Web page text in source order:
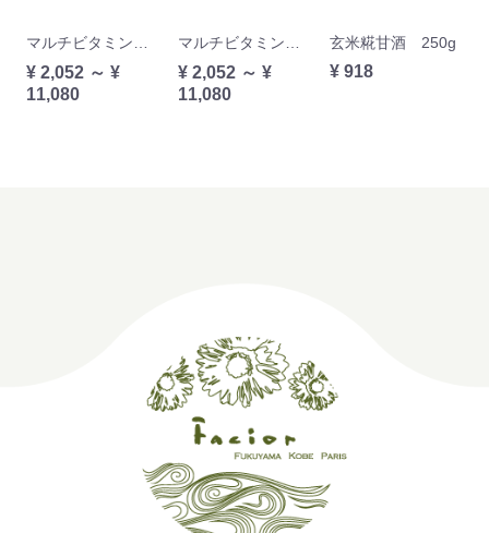
¥ 2,052 ～ ¥
11,080
¥ 2,052 ～ ¥
11,080
玄米糀甘酒 250g
¥ 918